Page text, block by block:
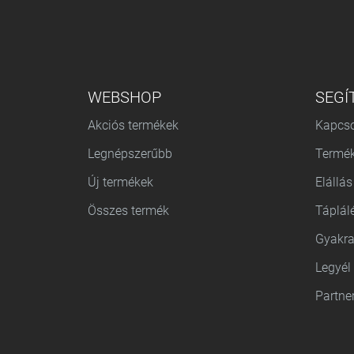
ALSÓ MENÜ
WEBSHOP
Akciós termékek
Legnépszerűbb
Új termékek
Összes termék